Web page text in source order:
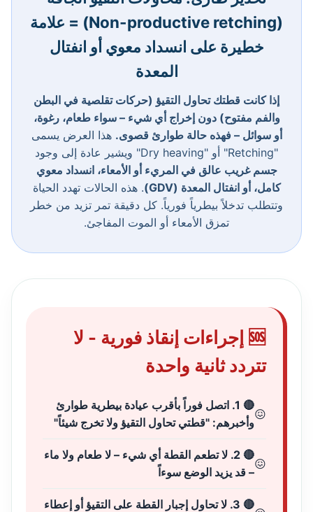
(Non-productive retching) = علامة
خطيرة على انسداد معوي أو انفتال
المعدة
إذا كانت قطتك تحاول التقيؤ (حركات تقلصية في البطن
والفم مفتوح) دون إخراج أي شيء – سواء طعام، رغوة،
أو سوائل – فهذه حالة طوارئ قصوى. هذا العرض يسمى
"Retching" أو "Dry heaving" ويشير عادة إلى وجود
جسم غريب عالق في المريء أو الأمعاء، انسداد معوي
كامل، أو انفتال المعدة (GDV)
. هذه الحالات تهدد الحياة
وتتطلب تدخلاً بيطرياً فورياً. كل دقيقة تمر تزيد من خطر
تمزق الأمعاء أو الموت المفاجئ.
🆘 إجراءات إنقاذ فورية - لا
تتردد ثانية واحدة
🔴 1. اتصل فوراً بأقرب عيادة بيطرية طوارئ
وأخبرهم: "قطتي تحاول التقيؤ ولا تخرج شيئاً"
🔴 2. لا تطعم القطة أي شيء – لا طعام ولا ماء
– قد يزيد الوضع سوءاً
🔴 3. لا تحاول إجبار القطة على التقيؤ أو إعطاء